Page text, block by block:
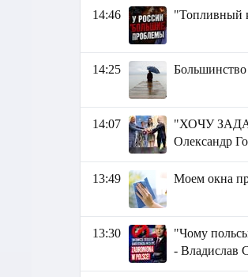
14:46 "Топливный
14:25 Большинство
14:07
"ХОЧУ
Олександр
13:49 Моем окна
13:30
"Чому
- Владислав